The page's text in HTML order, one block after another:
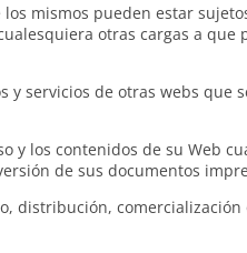
los mismos pueden estar
otras cargas a
y servicios de otras webs
y los contenidos de su Web
de sus documentos
distribución,